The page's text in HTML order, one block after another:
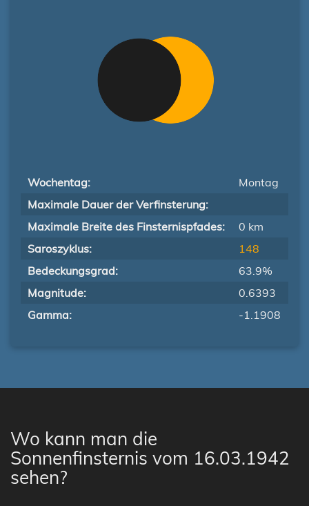
Wochentag:
Montag
Maximale Dauer der Verfinsterung:
Maximale Breite des Finsternispfades:
0 km
Saroszyklus:
148
Bedeckungsgrad:
63.9%
Magnitude:
0.6393
Gamma:
-1.1908
Wo kann man die
Sonnenfinsternis vom 16.03.1942
sehen?